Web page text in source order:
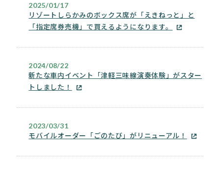
2025/01/17
リゾートしらかみのボックス席が「えきねっと」と
「指定席券売機」で買えるようになります。
2024/08/22
新たな車内イベント「津軽三味線演奏体験」がスター
トしました！
2023/03/31
モバイルオーダー「ごのたび」がリニューアル！